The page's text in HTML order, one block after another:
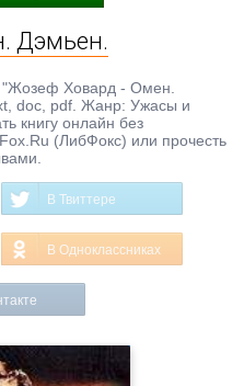
Дэмьен.
"Жозеф Ховард - Омен.
doc, pdf. Жанр: Ужасы и
книгу онлайн без
(ЛибФокс) или прочесть
В Твиттере
В Одноклассниках